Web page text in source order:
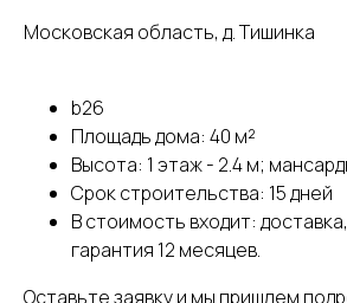
Московская область, д. Тишинка
b26
Площадь дома: 40 м²
Высота: 1 этаж - 2.4 м;
Срок строительства: 15 дней
В стоимость входит:
гарантия 12 месяцев.
Оставьте заявку и мы пришлем